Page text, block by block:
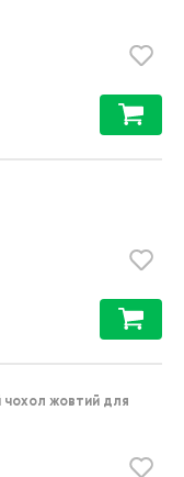
чохол жовтий для